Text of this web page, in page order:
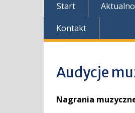
Start
Kontakt
Audycje
Nagrania